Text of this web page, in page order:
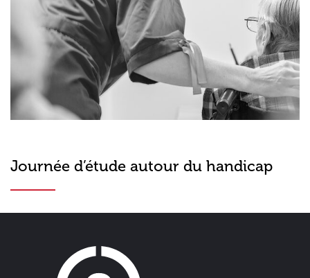
Journée d’étude autour du handicap